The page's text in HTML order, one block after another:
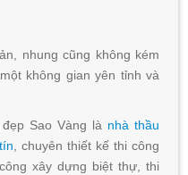
nhung cũng không kém
không gian yên tỉnh và
Sao Vàng là nhà thầu
, chuyên thiết kế thi công
xây dựng biệt thự, thi